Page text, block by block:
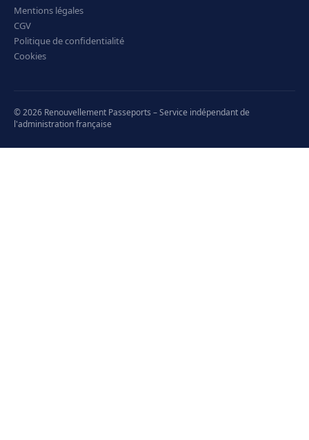
Mentions légales
CGV
Politique de confidentialité
Cookies
© 2026 Renouvellement Passeports – Service indépendant de
l'administration française